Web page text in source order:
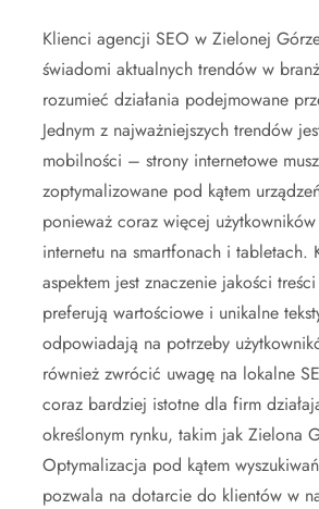
Klienci agencji SEO w Zielonej
świadomi aktualnych trendów w
rozumieć działania podejmowane
Jednym z najważniejszych trendów
mobilności – strony internetowe
zoptymalizowane pod kątem
ponieważ coraz więcej
internetu na smartfonach i tabletach.
aspektem jest znaczenie jakości
preferują wartościowe i unikalne
odpowiadają na potrzeby
również zwrócić uwagę na lokalne
coraz bardziej istotne dla firm
określonym rynku, takim jak Zielona
Optymalizacja pod kątem
pozwala na dotarcie do klientów w